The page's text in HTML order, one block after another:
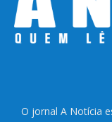
O jornal A Notícia